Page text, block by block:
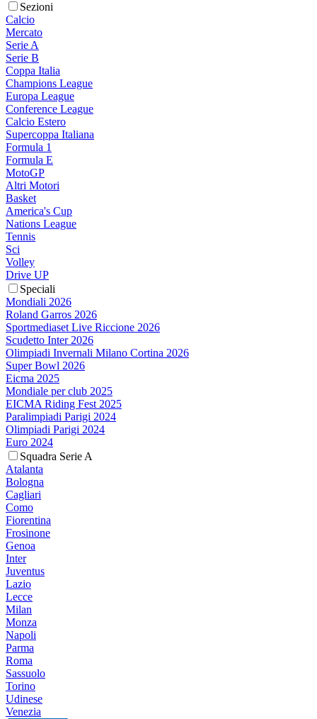
Sezioni
Calcio
Mercato
Serie A
Serie B
Coppa Italia
Champions League
Europa League
Conference League
Calcio Estero
Supercoppa Italiana
Formula 1
Formula E
MotoGP
Altri Motori
Basket
America's Cup
Nations League
Tennis
Sci
Volley
Drive UP
Speciali
Mondiali 2026
Roland Garros 2026
Sportmediaset Live Riccione 2026
Scudetto Inter 2026
Olimpiadi Invernali Milano Cortina 2026
Super Bowl 2026
Eicma 2025
Mondiale per club 2025
EICMA Riding Fest 2025
Paralimpiadi Parigi 2024
Olimpiadi Parigi 2024
Euro 2024
Squadra Serie A
Atalanta
Bologna
Cagliari
Como
Fiorentina
Frosinone
Genoa
Inter
Juventus
Lazio
Lecce
Milan
Monza
Napoli
Parma
Roma
Sassuolo
Torino
Udinese
Venezia